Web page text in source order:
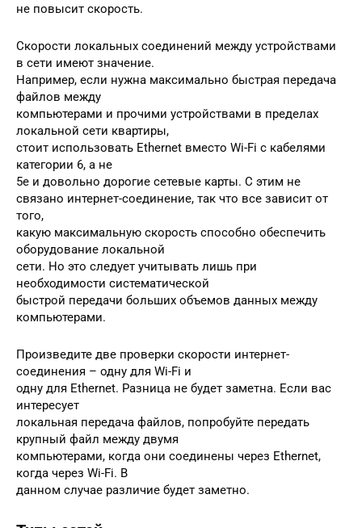
не повысит скорость.
Скорости локальных соединений между устройствами
в сети имеют значение.
Например, если нужна максимально быстрая передача
файлов между
компьютерами и прочими устройствами в пределах
локальной сети квартиры,
стоит использовать Ethernet вместо Wi-Fi с кабелями
категории 6, а не
5e и довольно дорогие сетевые карты. С этим не
связано интернет-соединение, так что все зависит от
того,
какую максимальную скорость способно обеспечить
оборудование локальной
сети. Но это следует учитывать лишь при
необходимости систематической
быстрой передачи больших объемов данных между
компьютерами.
Произведите две проверки скорости интернет-
соединения – одну для Wi-Fi и
одну для Ethernet. Разница не будет заметна. Если вас
интересует
локальная передача файлов, попробуйте передать
крупный файл между двумя
компьютерами, когда они соединены через Ethernet,
когда через Wi-Fi. В
данном случае различие будет заметно.